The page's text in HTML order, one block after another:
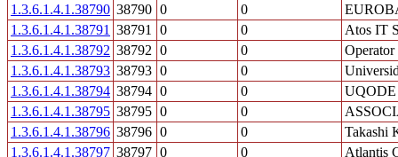
1.3.6.1.4.1.38790 38790 0 0
1.3.6.1.4.1.38791 38791 0 0
Atos IT
1.3.6.1.4.1.38792 38792 0 0
1.3.6.1.4.1.38793 38793 0 0
1.3.6.1.4.1.38794 38794 0 0
UQODE
1.3.6.1.4.1.38795 38795 0 0
1.3.6.1.4.1.38796 38796 0 0
Takashi
1.3.6.1.4.1.38797 38797 0 0
Atlantis